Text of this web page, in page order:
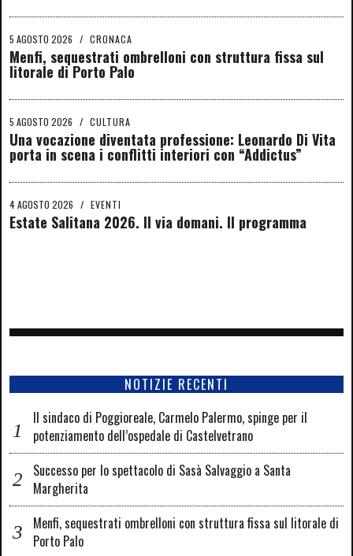
5 AGOSTO 2026 / CRONACA
Menfi, sequestrati ombrelloni con struttura fissa sul
litorale di Porto Palo
5 AGOSTO 2026 / CULTURA
Una vocazione diventata professione: Leonardo Di Vita
porta in scena i conflitti interiori con “Addictus”
4 AGOSTO 2026 / EVENTI
Estate Salitana 2026. Il via domani. Il programma
NOTIZIE RECENTI
Il sindaco di Poggioreale, Carmelo Palermo, spinge per il
potenziamento dell’ospedale di Castelvetrano
Successo per lo spettacolo di Sasà Salvaggio a Santa
Margherita
Menfi, sequestrati ombrelloni con struttura fissa sul litorale di
Porto Palo